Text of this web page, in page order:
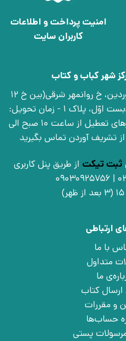
امنیت پرداخت و اطلاعات
کاربران سایت
شهر کباب و کتاب
تهران، خ انقلاب، خ 12 فروردین، خ روانمهر شرقی(بین خ 12
فروردین و خ فخر رازی)، بن‌بست اوّل، پلاک 1 - زمان تحویل:
شنبه تا چهارشنبه به جز روزهای تعطیل از ساعت 10 صبح الی
ثبت تیکت از طریق پنل کاربری
ارتباطی
با ما
متداول
ما
ارسال کتاب
و مقررات
حساب‌ها
پستی